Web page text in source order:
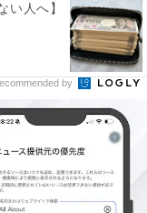
い人へ】
by